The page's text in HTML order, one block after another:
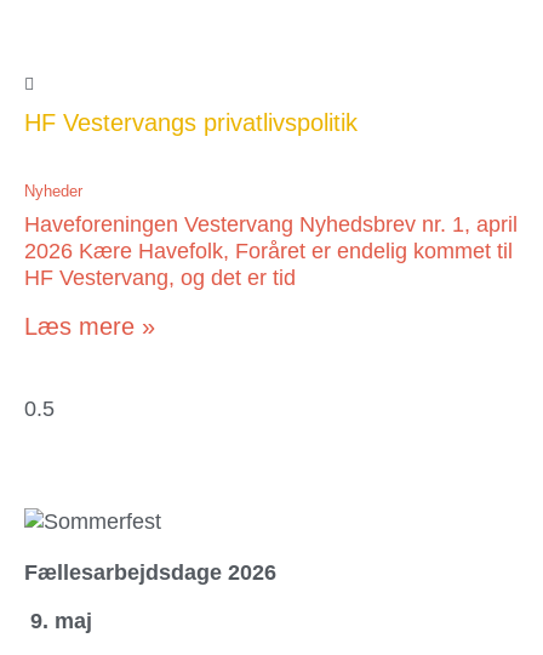
HF Vestervangs privatlivspolitik
Nyheder
Haveforeningen Vestervang Nyhedsbrev nr. 1, april
2026 Kære Havefolk, Foråret er endelig kommet til
HF Vestervang, og det er tid
Læs mere »
Fællesarbejdsdage 2026
9. maj